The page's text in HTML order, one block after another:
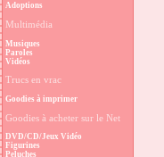
Adoptions
Multimédia
Musiques
Paroles
Vidéos
Trucs en vrac
Goodies à imprimer
Goodies à acheter sur le Net
DVD/CD/Jeux Vidéo
Figurines
Peluches